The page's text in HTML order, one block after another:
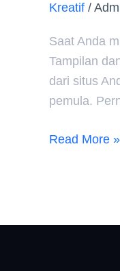
Kreatif /
Saat Anda
Tampilan
dari situs
pemula.
Read More »